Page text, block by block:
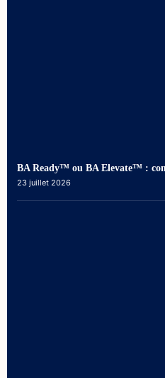
BA Ready™ ou BA Elevate™ :
23 juillet 2026